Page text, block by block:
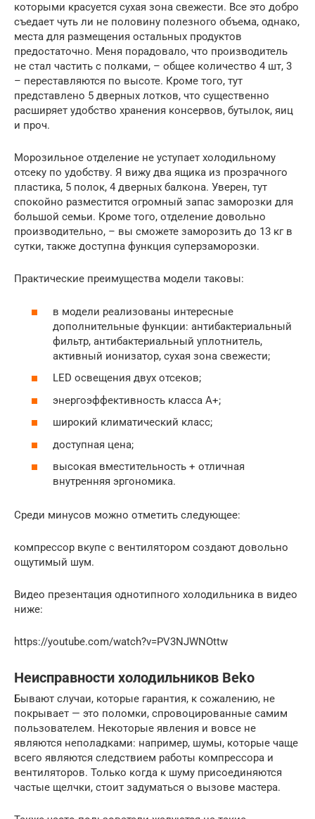
которыми красуется сухая зона свежести. Все это добро
съедает чуть ли не половину полезного объема, однако,
места для размещения остальных продуктов
предостаточно. Меня порадовало, что производитель
не стал частить с полками, – общее количество 4 шт, 3
– переставляются по высоте. Кроме того, тут
представлено 5 дверных лотков, что существенно
расширяет удобство хранения консервов, бутылок, яиц
и проч.
Морозильное отделение не уступает холодильному
отсеку по удобству. Я вижу два ящика из прозрачного
пластика, 5 полок, 4 дверных балкона. Уверен, тут
спокойно разместится огромный запас заморозки для
большой семьи. Кроме того, отделение довольно
производительно, – вы сможете заморозить до 13 кг в
сутки, также доступна функция суперзаморозки.
Практические преимущества модели таковы:
в модели реализованы интересные
дополнительные функции: антибактериальный
фильтр, антибактериальный уплотнитель,
активный ионизатор, сухая зона свежести;
LED освещения двух отсеков;
энергоэффективность класса А+;
широкий климатический класс;
доступная цена;
высокая вместительность + отличная
внутренняя эргономика.
Среди минусов можно отметить следующее:
компрессор вкупе с вентилятором создают довольно
ощутимый шум.
Видео презентация однотипного холодильника в видео
ниже:
https://youtube.com/watch?v=PV3NJWNOttw
Неисправности холодильников Beko
Бывают случаи, которые гарантия, к сожалению, не
покрывает — это поломки, спровоцированные самим
пользователем. Некоторые явления и вовсе не
являются неполадками: например, шумы, которые чаще
всего являются следствием работы компрессора и
вентиляторов. Только когда к шуму присоединяются
частые щелчки, стоит задуматься о вызове мастера.